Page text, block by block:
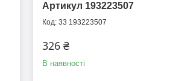
Артикул 193223507
33 193223507
326 ₴
В наявності